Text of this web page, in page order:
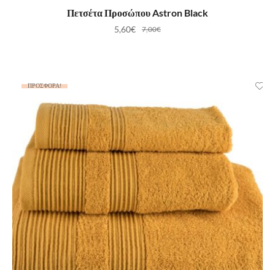
ΠΡΟΣΘΉΚΗ ΣΤΟ ΚΑΛΆΘΙ
Πετσέτα Προσώπου Astron Black
7,00€
5,60€
ΠΡΟΣΦΟΡΆ!